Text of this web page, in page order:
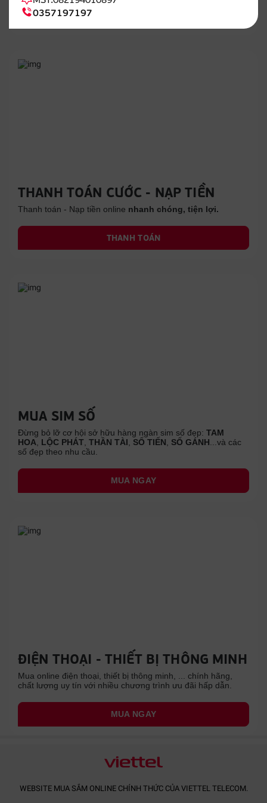
THANH TOÁN CƯỚC - NẠP TIỀN
Thanh toán - Nạp tiền online nhanh chóng, tiện lợi.
THANH TOÁN
MUA SIM SỐ
Đừng bỏ lỡ cơ hội sở hữu hàng ngàn sim số đẹp: TAM
HOA
LỘC PHÁT THẦN TÀI SỐ TIẾN SỐ GÁNH ...và các
số đẹp theo nhu cầu.
MUA NGAY
ĐIỆN THOẠI - THIẾT BỊ THÔNG MINH
Mua online điện thoại, thiết bị thông minh, ... chính hãng,
chất lượng uy tín với nhiều chương trình ưu đãi hấp dẫn.
MUA NGAY
WEBSITE MUA SẮM ONLINE CHÍNH THỨC CỦA VIETTEL TELECOM.
0357197197